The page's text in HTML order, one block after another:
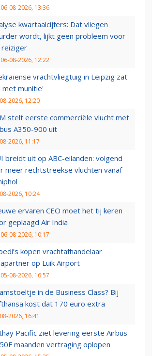
06-08-2026, 13:36
kwartaalcijfers: Dat vliegen
wordt, lijkt geen probleem voor
06-08-2026, 12:22
vrachtvliegtuig in Leipzig zat
met munitie'
2026, 12:20
stelt eerste commerciële vlucht met
A350-900 uit
2026, 11:17
breidt uit op ABC-eilanden: volgend
meer rechtstreekse vluchten vanaf
2026, 10:24
ervaren CEO moet het tij keren
geplaagd Air India
06-08-2026, 10:17
kopen vrachtafhandelaar
op Luik Airport
05-08-2026, 16:57
in de Business Class? Bij
kost dat 170 euro extra
2026, 16:41
Pacific ziet levering eerste Airbus
maanden vertraging oplopen